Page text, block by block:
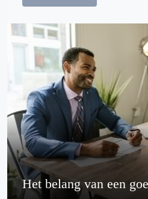
Het belang van een